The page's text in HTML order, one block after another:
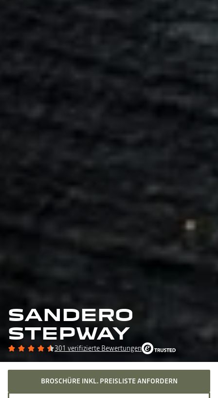
SANDERO
STEPWAY
301 verifizierte Bewertungen
BROSCHÜRE INKL. PREISLISTE ANFORDERN